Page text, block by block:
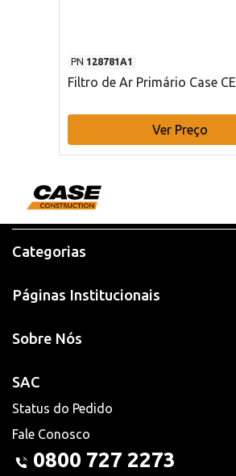
PN 128781A1
Filtro de Ar Primário Case CE
Ver Preço
Categorias
Páginas Institucionais
Sobre Nós
SAC
Status do Pedido
Fale Conosco
0800 727 2273